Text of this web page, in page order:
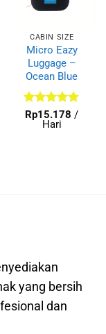
CABIN SIZE
Micro Eazy
Luggage –
Ocean Blue
Dinilai5
dari 5
Rp15.178 /
Hari
yang bersih
dan